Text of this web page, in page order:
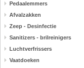
Pedaalemmers
Afvalzakken
Zeep - Desinfectie
Sanitizers - brilreinigers
Luchtverfrissers
Vaatdoeken